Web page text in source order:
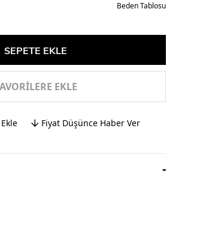
Beden Tablosu
EKLE
Fiyat Düşünce Haber Ver